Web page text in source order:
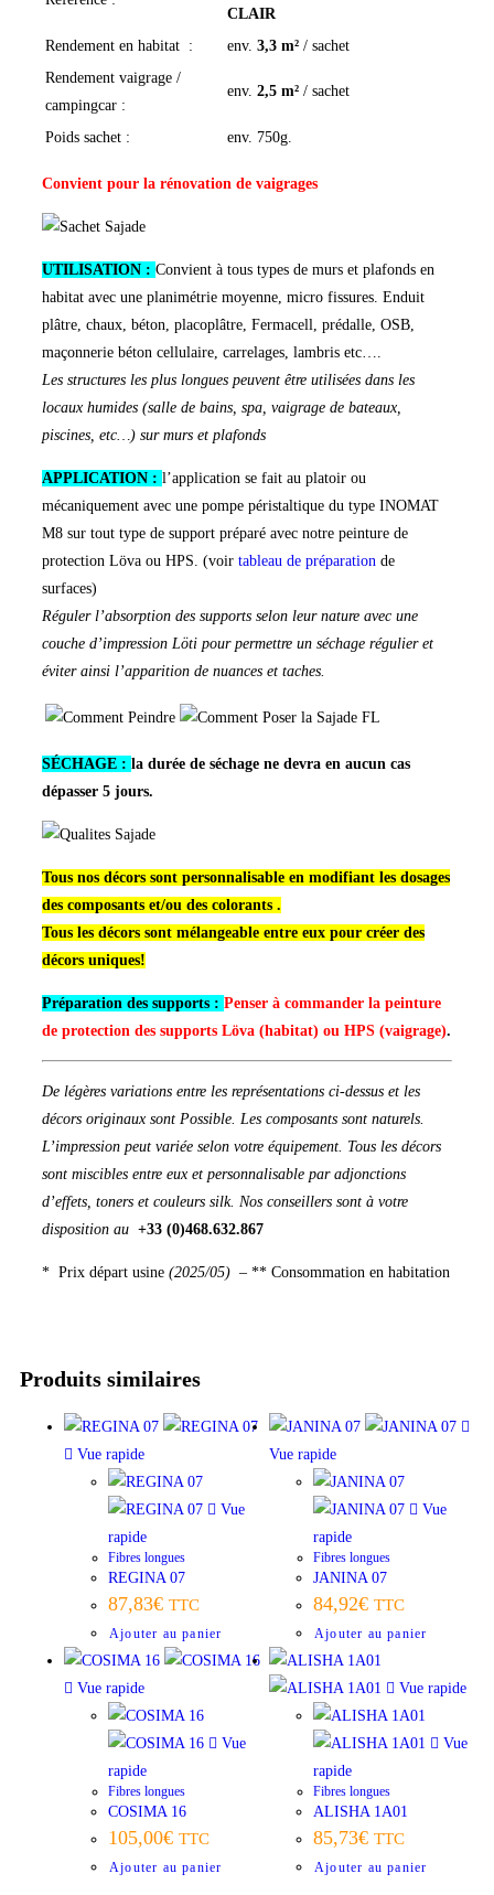
CLAIR
Rendement en habitat :
env. 3,3 m² / sachet
Rendement vaigrage /
campingcar :
env. 2,5 m² / sachet
Poids sachet : env. 750g.
Convient pour la rénovation de vaigrages
UTILISATION : Convient à tous types de murs et plafonds en
habitat avec une planimétrie moyenne, micro fissures. Enduit
plâtre, chaux, béton, placoplâtre, Fermacell, prédalle, OSB,
maçonnerie béton cellulaire, carrelages, lambris etc….
Les structures les plus longues peuvent être utilisées dans les
locaux humides (salle de bains, spa, vaigrage de bateaux,
piscines, etc…) sur murs et plafonds
APPLICATION : l’application se fait au platoir ou
mécaniquement avec une pompe péristaltique du type INOMAT
M8 sur tout type de support préparé avec notre peinture de
protection Löva ou HPS. (voir tableau de préparation de
surfaces)
Réguler l’absorption des supports selon leur nature avec une
couche d’impression Löti pour permettre un séchage régulier et
éviter ainsi l’apparition de nuances et taches.
SÉCHAGE : la durée de séchage ne devra en aucun cas
dépasser 5 jours.
Tous nos décors sont personnalisable en modifiant les dosages
des composants et/ou des colorants .
Tous les décors sont mélangeable entre eux pour créer des
décors uniques!
Préparation des supports : Penser à commander la peinture
de protection des supports Löva (habitat) ou HPS (vaigrage).
De légères variations entre les représentations ci-dessus et les
décors originaux sont Possible. Les composants sont naturels.
L’impression peut variée selon votre équipement. Tous les décors
sont miscibles entre eux et personnalisable par adjonctions
d’effets, toners et couleurs silk. Nos conseillers sont à votre
disposition au +33 (0)468.632.867
* Prix départ usine (2025/05) – ** Consommation en habitation
Produits similaires
Vue rapide
Vue
rapide
Fibres longues
REGINA 07
87,83€ TTC
Ajouter au panier
Vue rapide
Vue
rapide
Fibres longues
JANINA 07
84,92€ TTC
Ajouter au panier
Vue rapide
Vue
rapide
Fibres longues
COSIMA 16
105,00€ TTC
Ajouter au panier
Vue rapide
Vue
rapide
Fibres longues
ALISHA 1A01
85,73€ TTC
Ajouter au panier